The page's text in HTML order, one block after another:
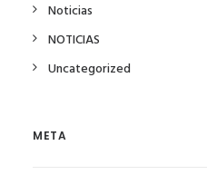
Noticias
NOTICIAS
Uncategorized
META